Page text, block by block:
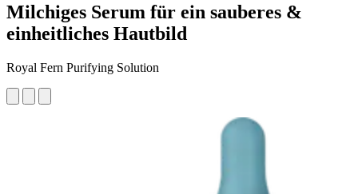
Milchiges Serum für ein sauberes &
einheitliches Hautbild
Royal Fern Purifying Solution